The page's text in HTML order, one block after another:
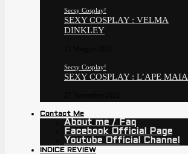
Secsy Cosplay!
SEXY COSPLAY : VELMA
DINKLEY
Secsy Cosplay!
SEXY COSPLAY : L’APE MAIA
Contact Me
About me / Faq
Facebook Official Page
Youtube Official Channel
INDICE REVIEW